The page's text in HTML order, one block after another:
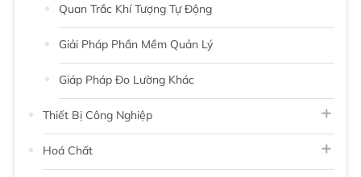
Quan Trắc Khí Tượng Tự Động
Giải Pháp Phần Mềm Quản Lý
Giáp Pháp Đo Lường Khác
Thiết Bị Công Nghiệp
Hoá Chất